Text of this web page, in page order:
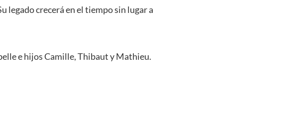
legado crecerá en el tiempo sin lugar a
e hijos Camille, Thibaut y Mathieu.